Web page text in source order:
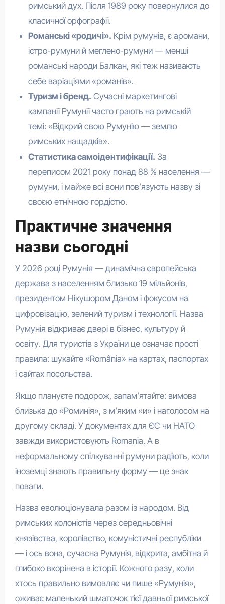
римський дух. Після 1989 року повернулися до
класичної орфографії.
Романські «родичі». Крім румунів, є аромани,
істро-румуни й меглено-румуни — менші
романські народи Балкан, які теж називають
себе варіаціями «романів».
Туризм і бренд. Сучасні маркетингові
кампанії Румунії часто грають на римській
темі: «Відкрий свою Румунію — землю
римських нащадків».
Статистика самоідентифікації. За
переписом 2021 року понад 88 % населення —
румуни, і майже всі вони пов’язують назву зі
своєю етнічною гордістю.
Практичне значення
назви сьогодні
У 2026 році Румунія — динамічна європейська
держава з населенням близько 19 мільйонів,
президентом Нікушором Даном і фокусом на
цифровізацію, зелений туризм і технології. Назва
Румунія відкриває двері в бізнес, культуру й
освіту. Для туристів з України це означає прості
правила: шукайте «România» на картах, паспортах
і сайтах посольства.
Якщо плануєте подорож, запам’ятайте: вимова
близька до «Роминія», з м’яким «и» і наголосом на
другому складі. У документах для ЄС чи НАТО
завжди використовують Romania. А в
неформальному спілкуванні румуни радіють, коли
іноземці знають правильну форму — це знак
поваги.
Назва еволюціонувала разом із народом. Від
римських колоністів через середньовічні
князівства, королівство, комуністичні республіки
— і ось вона, сучасна Румунія, відкрита, амбітна й
глибоко вкорінена в історії. Кожного разу, коли
хтось правильно вимовляє чи пише «Румунія»,
оживає маленький шматочок тієї давньої римської